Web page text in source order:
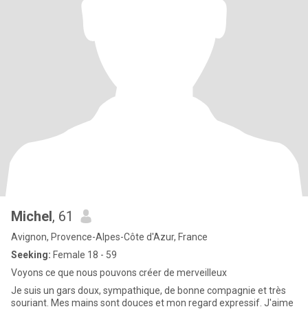
Michel, 61
Avignon, Provence-Alpes-Côte d'Azur, France
Seeking: Female 18 - 59
Voyons ce que nous pouvons créer de merveilleux
Je suis un gars doux, sympathique, de bonne compagnie et très
souriant. Mes mains sont douces et mon regard expressif. J'aime